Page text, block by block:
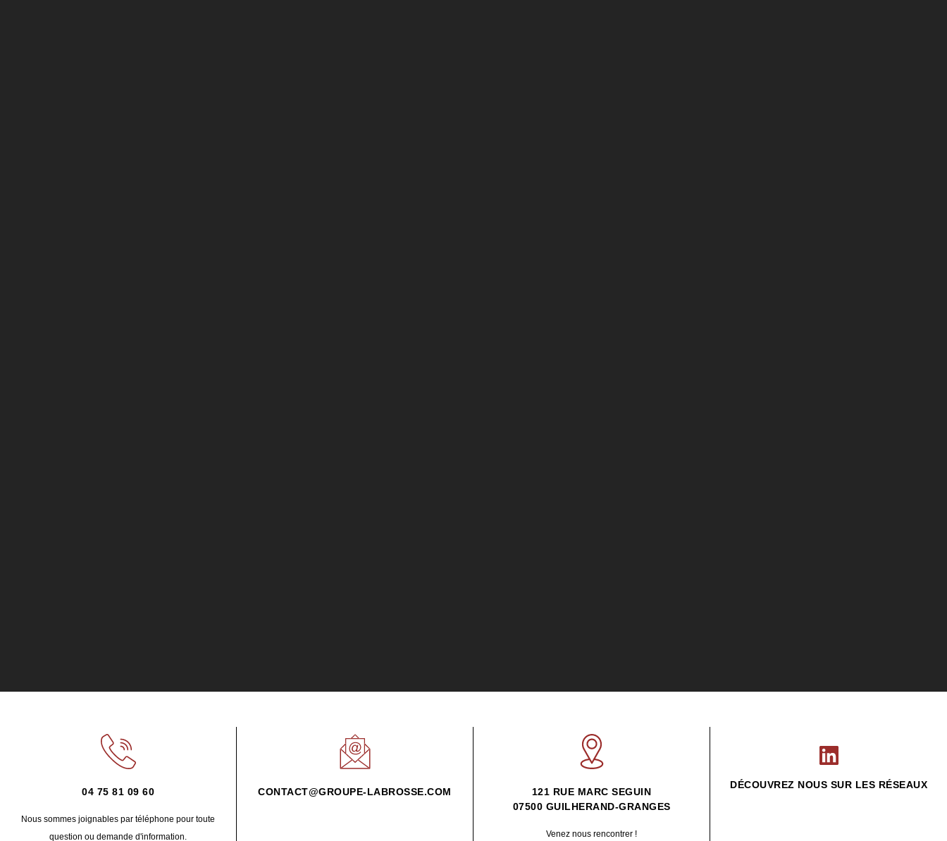
04 75 81 09 60
Nous sommes joignables par téléphone pour toute
question ou demande d'information.
CONTACT@GROUPE-LABROSSE.COM
121 RUE MARC SEGUIN
07500 GUILHERAND-GRANGES
Venez nous rencontrer !
DÉCOUVREZ NOUS SUR LES RÉSEAUX